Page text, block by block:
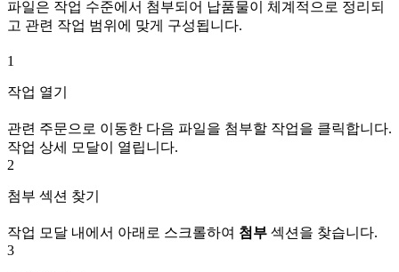
파일은 작업 수준에서 첨부되어 납품물이 체계적으로 정리되
고 관련 작업 범위에 맞게 구성됩니다.
1
작업 열기
관련 주문으로 이동한 다음 파일을 첨부할 작업을 클릭합니다.
작업 상세 모달이 열립니다.
2
첨부 섹션 찾기
작업 모달 내에서 아래로 스크롤하여 첨부 섹션을 찾습니다.
3